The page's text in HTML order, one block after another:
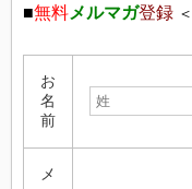
■無料メルマガ登録 ＜
お
名
前
メ